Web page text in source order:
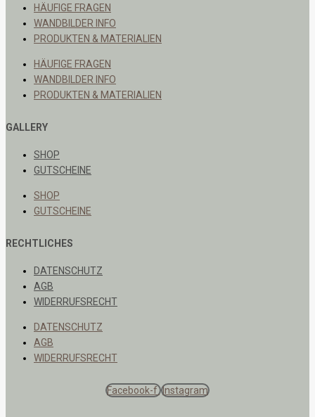
HÄUFIGE FRAGEN
WANDBILDER INFO
PRODUKTEN & MATERIALIEN
HÄUFIGE FRAGEN
WANDBILDER INFO
PRODUKTEN & MATERIALIEN
GALLERY
SHOP
GUTSCHEINE
SHOP
GUTSCHEINE
RECHTLICHES
DATENSCHUTZ
AGB
WIDERRUFSRECHT
DATENSCHUTZ
AGB
WIDERRUFSRECHT
Facebook-f Instagram